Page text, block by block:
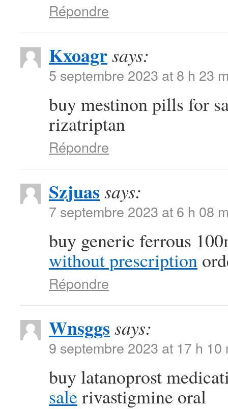
Répondre
Kxoagrsays:
5 septembre 2023 at 8 h 23
buy mestinon pills for
rizatriptan
Répondre
Szjuas says:
7 septembre 2023 at 6 h 08
buy generic ferrous
without prescription
Répondre
Wnsggs says:
9 septembre 2023 at 17 h 10
buy latanoprost
sale rivastigmine oral